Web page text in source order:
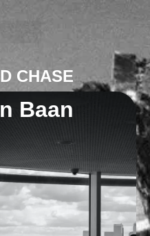
CHASE
Baan